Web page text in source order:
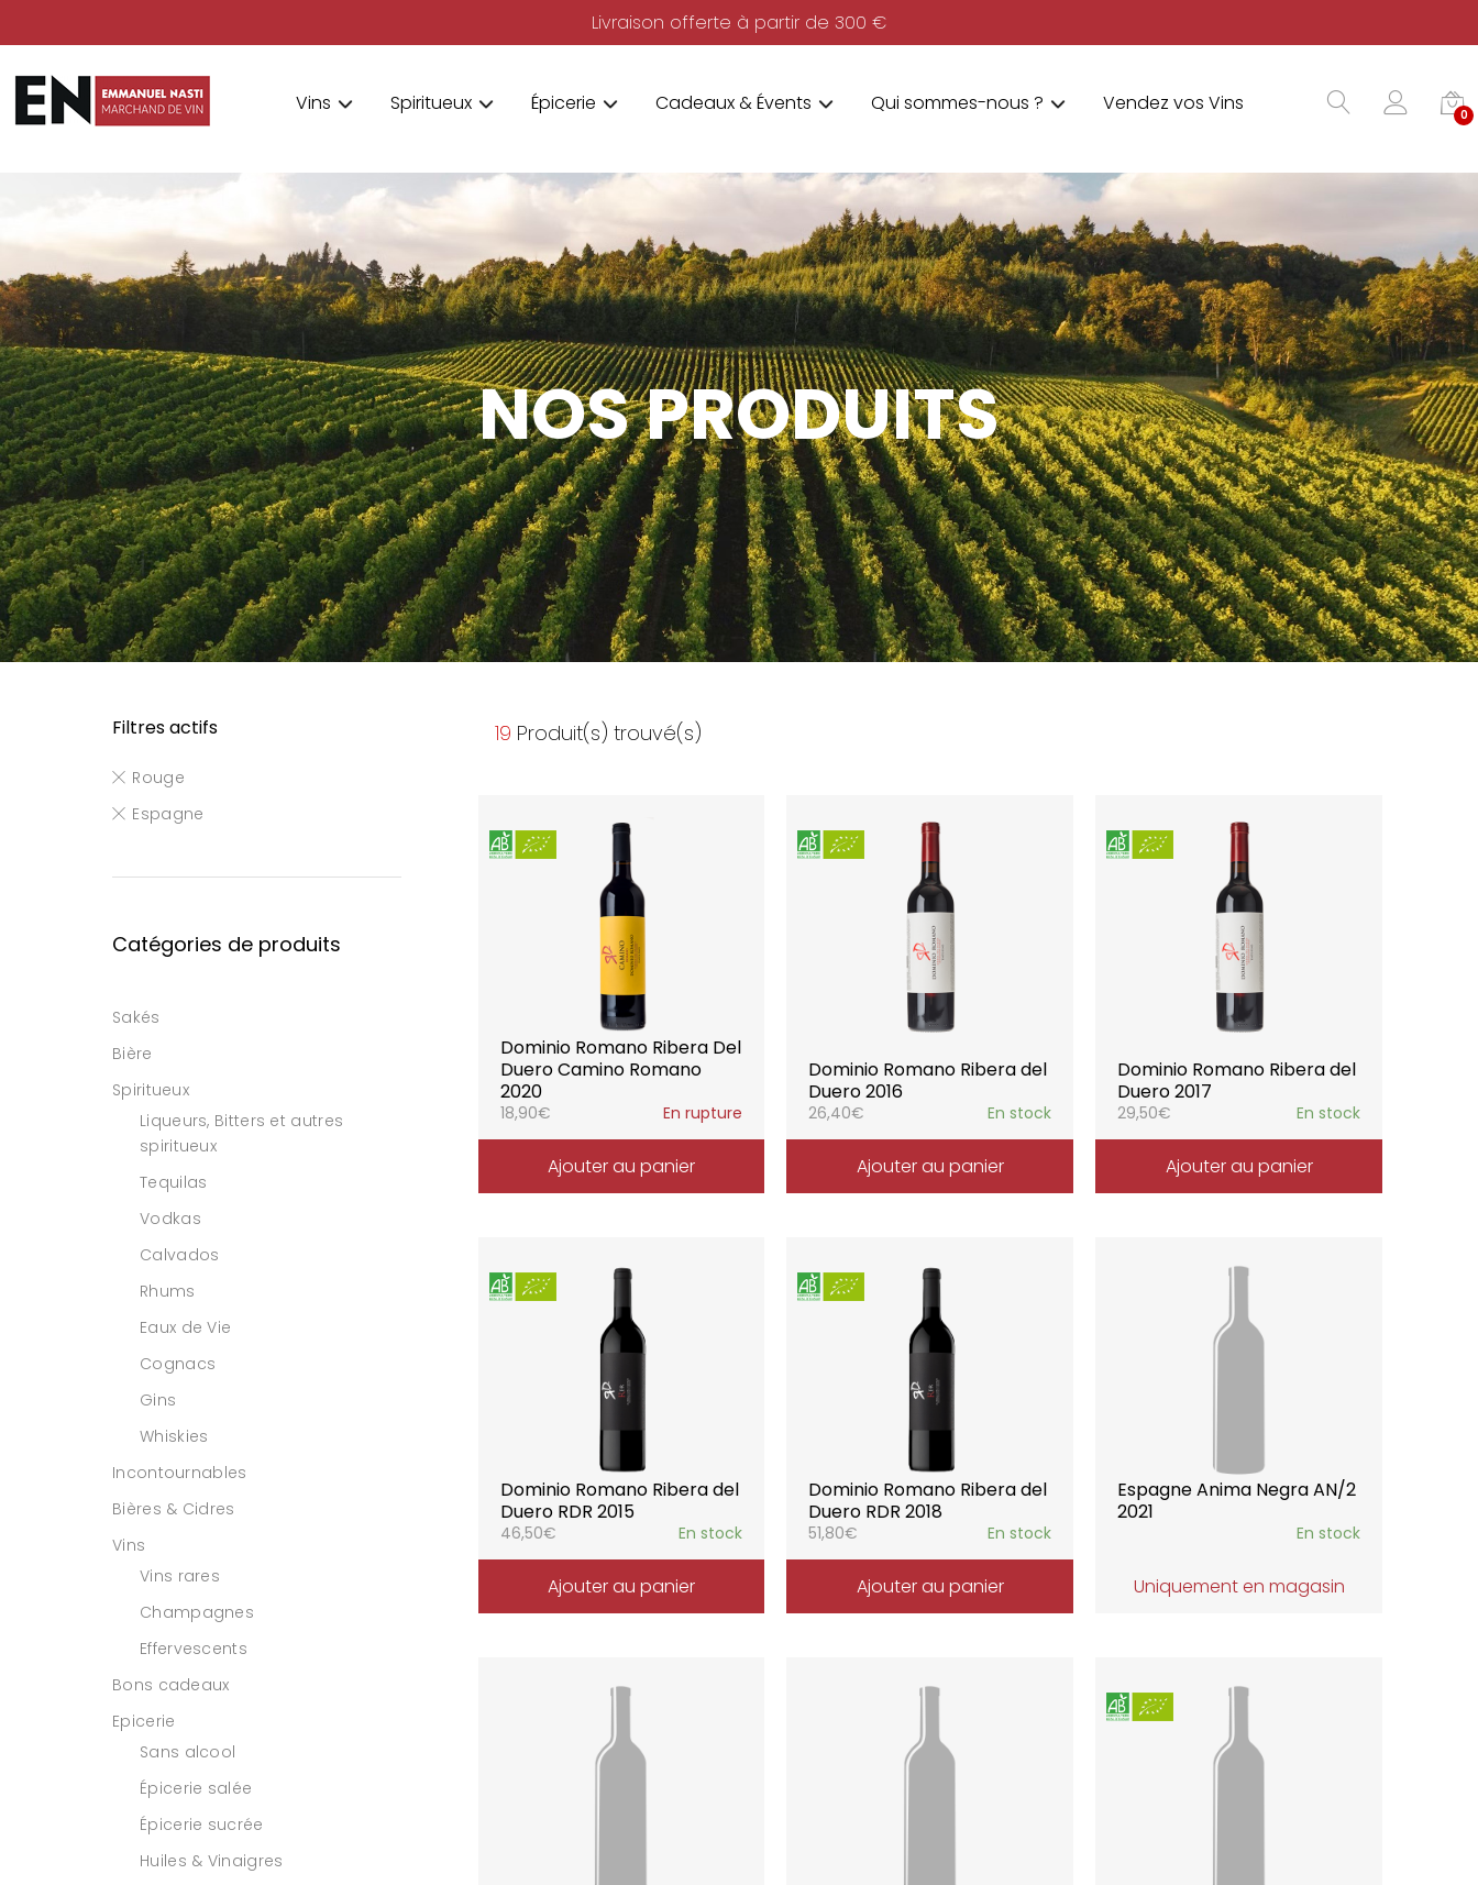
Livraison offerte à partir de 300 €
Vins Spiritueux Épicerie Cadeaux & Évents Qui sommes-nous ? Vendez vos Vins 0
NOS PRODUITS
19 Produit(s) trouvé(s)
Dominio Romano Ribera Del
Duero Camino Romano
2020
18,90€ En rupture
Ajouter au panier
Dominio Romano Ribera del
Duero 2016
26,40€ En stock
Ajouter au panier
Dominio Romano Ribera del
Duero 2017
29,50€ En stock
Ajouter au panier
Dominio Romano Ribera del
Duero RDR 2015
46,50€ En stock
Ajouter au panier
Dominio Romano Ribera del
Duero RDR 2018
51,80€ En stock
Ajouter au panier
Espagne Anima Negra AN/2
2021
En stock
Uniquement en magasin
Filtres actifs
Rouge
Espagne
Catégories de produits
Sakés
Bière
Spiritueux
Liqueurs, Bitters et autres
spiritueux
Tequilas
Vodkas
Calvados
Rhums
Eaux de Vie
Cognacs
Gins
Whiskies
Incontournables
Bières & Cidres
Vins
Vins rares
Champagnes
Effervescents
Bons cadeaux
Epicerie
Sans alcool
Épicerie salée
Épicerie sucrée
Huiles & Vinaigres